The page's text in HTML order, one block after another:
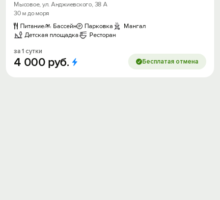
Мысовое, ул. Анджиевского, 38 А
30 м до моря
Питание
Бассейн Парковка
Мангал
Детская площадка
Ресторан
за 1 сутки
4 000 руб. Бесплатая отмена